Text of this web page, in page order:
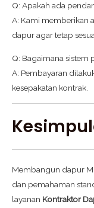
Q: Apakah ada
A: Kami memberikan
dapur agar tetap
Q: Bagaimana sistem
A: Pembayaran
kesepakatan kontrak.
Membangun dapur
dan pemahaman
layanan Kontraktor